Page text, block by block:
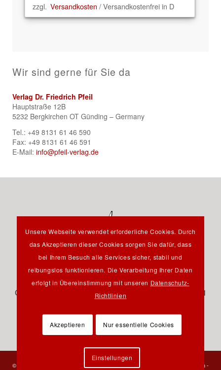
zzgl. Versandkosten / Versandkostenfrei in D
Wir sind gerne für Sie da
Verlag Dr. Friedrich Pfeil
Hauptstraße 12B
5232 Bergkirchen OT Günding – Germany
Tel.: +49 8131 61 46 590
Fax: +49 8131 61 46 591
E-Mail: info@pfeil-verlag.de
Hauptstraße 12B - 85232 Bergkirchen OT Günding -
Germany - Tel.: +49 8131 61 46 590 - Fax: +49 8131 61
© 2023 Verlag Dr. Friedrich Pfeil - Alle Rechte vorbehalten - Impressum-
Unsere Webseite verwendet erforderliche Cookies. Durch
das Akzeptieren dieser Cookies sorgen Sie dafür, dass
bei Ihrem Besuch alle Services sicher, stabil und
reibungslos funktionieren. Die Verarbeitung Ihrer Daten
erfolgt in Übereinstimmung mit unseren Datenschutz-
Richtlinien
Akzeptieren Nur essentielle Cookies
Einstellungen